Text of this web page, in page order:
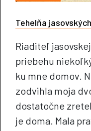
Tehelňa
Riaditeľ
priebehu
ku mne domov.
zodvihla moja
dostatočne
je doma. Mala